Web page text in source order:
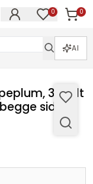
0 0
Varer
AI
3-delt
sider